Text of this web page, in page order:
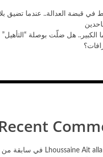
في قبضة العدالة.. عندما تضيق
الكبير.. هل ضلّت بوصلة
Lhoussaine Ait alla في سابقة من